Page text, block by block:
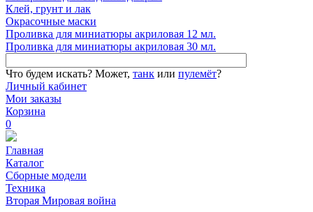
Клей, грунт и лак
Окрасочные маски
Проливка для миниатюры акриловая 12 мл.
Проливка для миниатюры акриловая 30 мл.
Что будем искать? Может, танк или пулемёт?
Личный кабинет
Мои заказы
Корзина
0
Главная
Каталог
Сборные модели
Техника
Вторая Мировая война